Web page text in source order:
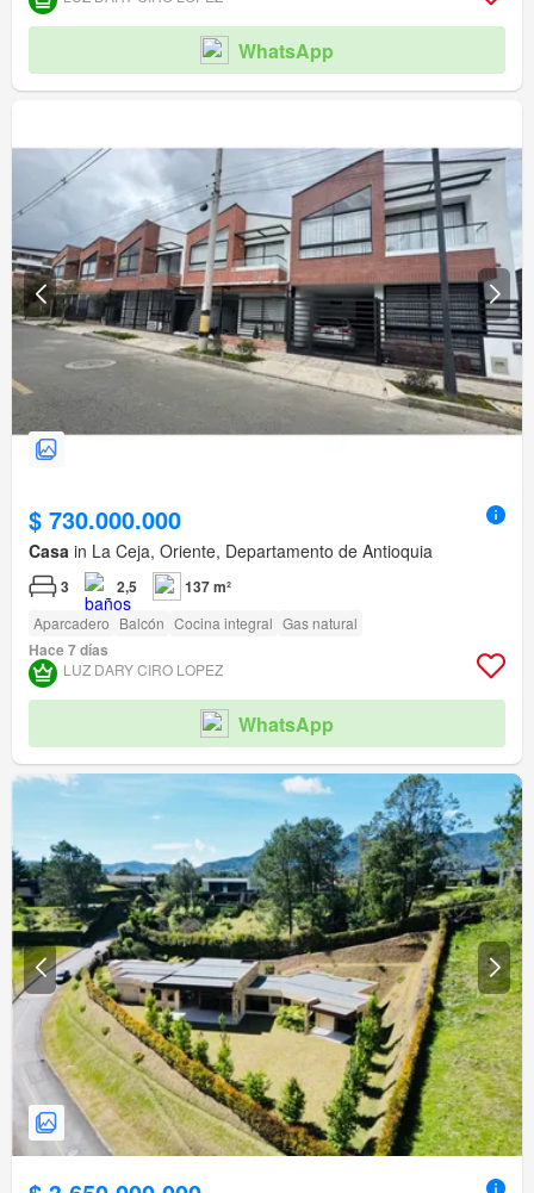
WhatsApp
$ 730.000.000
Casa in La Ceja, Oriente, Departamento de Antioquia
3 2,5 137 m²
Aparcadero Balcón Cocina integral Gas natural
Hace 7 días
LUZ DARY CIRO LOPEZ
WhatsApp